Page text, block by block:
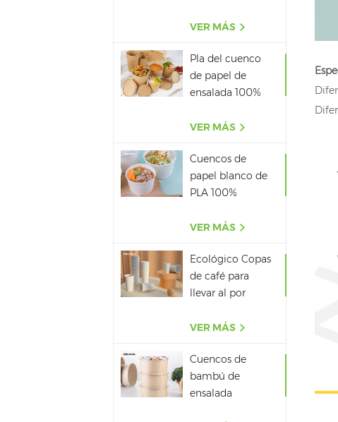
del cuenco de
VER MÁS
Pla del cuenco
de papel de
ensalada 100%
por mayor
VER MÁS
Cuencos de
papel blanco de
PLA 100%
con tapa
VER MÁS
Ecológico Copas
de café para
llevar al por
VER MÁS
Cuencos de
bambú de
ensalada